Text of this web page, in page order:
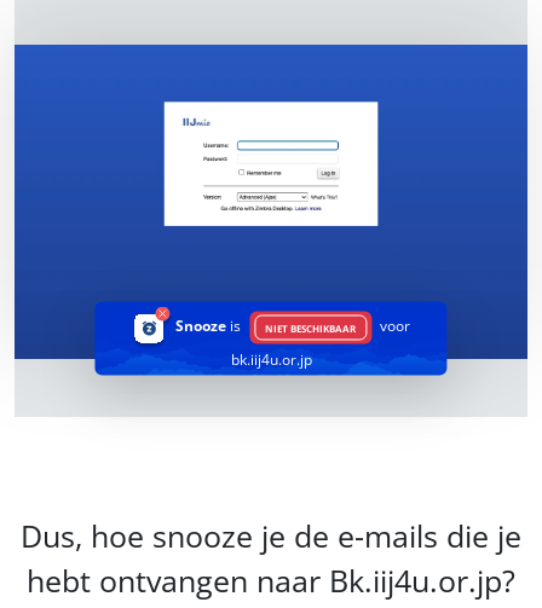
Snooze is NIET BESCHIKBAAR
voor
bk.iij4u.or.jp
Dus, hoe snooze je de e-mails die je
hebt ontvangen naar Bk.iij4u.or.jp?